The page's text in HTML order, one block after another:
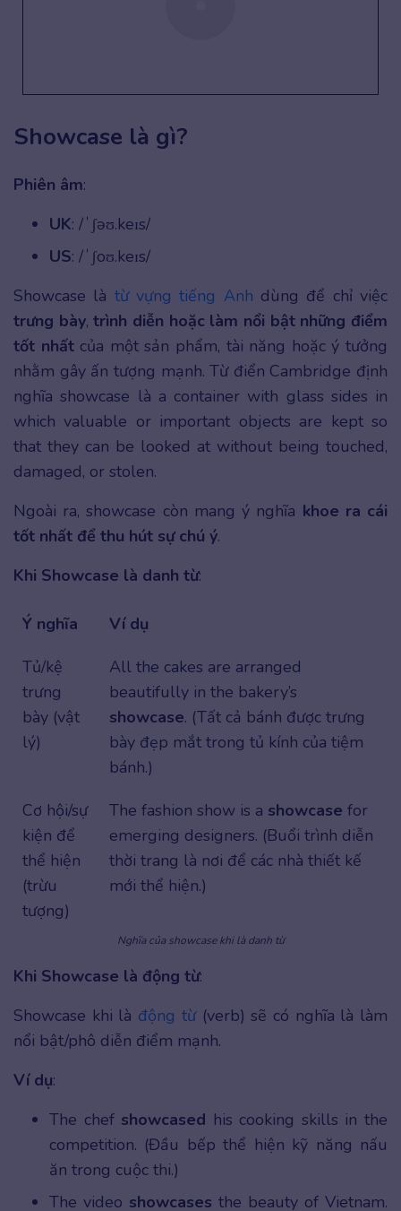
Showcase là gì?
Phiên âm:
UK: /ˈʃəʊ.keɪs/
US: /ˈʃoʊ.keɪs/
Showcase là từ vựng tiếng Anh dùng để chỉ việc
trưng bày,trình diễn hoặc làm nổi bật những điểm
tốt nhấtcủa một sản phẩm, tài năng hoặc ý tưởng
nhằm gây ấn tượng mạnh. Từ điển Cambridge định
nghĩa showcase là a container with glass sides in
which valuable or important objects are kept so
that they can be looked at without being touched,
damaged, or stolen.
Ngoài ra, showcase còn mang ý nghĩa khoe ra cái
tốt nhất để thu hút sự chú ý.
Khi Showcase là danh từ:
Ý nghĩa
Ví dụ
Tủ/kệ
trưng
bày (vật
lý)
All the cakes are arranged
beautifully in the bakery’s
showcase. (Tất cả bánh được trưng
bày đẹp mắt trong tủ kính của tiệm
bánh.)
Cơ hội/sự
kiện để
thể hiện
(trừu
tượng)
The fashion show is a showcase for
emerging designers. (Buổi trình diễn
thời trang là nơi để các nhà thiết kế
mới thể hiện.)
Nghĩa của showcase khi là danh từ
Khi Showcase là động từ:
Showcase khi là động từ(verb) sẽ có nghĩa là làm
nổi bật/phô diễn điểm mạnh.
Ví dụ:
The chef showcased his cooking skills in the
competition. (Đầu bếp thể hiện kỹ năng nấu
ăn trong cuộc thi.)
The video showcases the beauty of Vietnam.